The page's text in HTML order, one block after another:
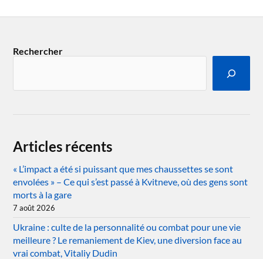
Rechercher
Articles récents
« L’impact a été si puissant que mes chaussettes se sont
envolées » – Ce qui s’est passé à Kvitneve, où des gens sont
morts à la gare
7 août 2026
Ukraine : culte de la personnalité ou combat pour une vie
meilleure ? Le remaniement de Kiev, une diversion face au
vrai combat, Vitaliy Dudin